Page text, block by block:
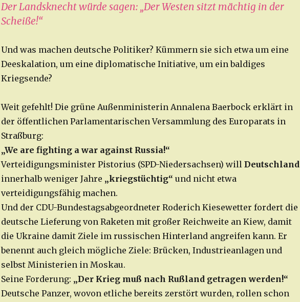
Der Landsknecht würde sagen: „Der Westen sitzt mächtig in der
Scheiße!“
Und was machen deutsche Politiker? Kümmern sie sich etwa um eine
Deeskalation, um eine diplomatische Initiative, um ein baldiges
Kriegsende?
Weit gefehlt! Die grüne Außenministerin Annalena Baerbock erklärt in
der öffentlichen Parlamentarischen Versammlung des Europarats in
Straßburg:
„We are fighting a war against Russia!“
Verteidigungsminister Pistorius (SPD-Niedersachsen) will Deutschland
innerhalb weniger Jahre „kriegstüchtig“ und nicht etwa
verteidigungsfähig machen.
Und der CDU-Bundestagsabgeordneter Roderich Kiesewetter fordert die
deutsche Lieferung von Raketen mit großer Reichweite an Kiew, damit
die Ukraine damit Ziele im russischen Hinterland angreifen kann. Er
benennt auch gleich mögliche Ziele: Brücken, Industrieanlagen und
selbst Ministerien in Moskau.
Seine Forderung: „Der Krieg muß nach Rußland getragen werden!“
Deutsche Panzer, wovon etliche bereits zerstört wurden, rollen schon